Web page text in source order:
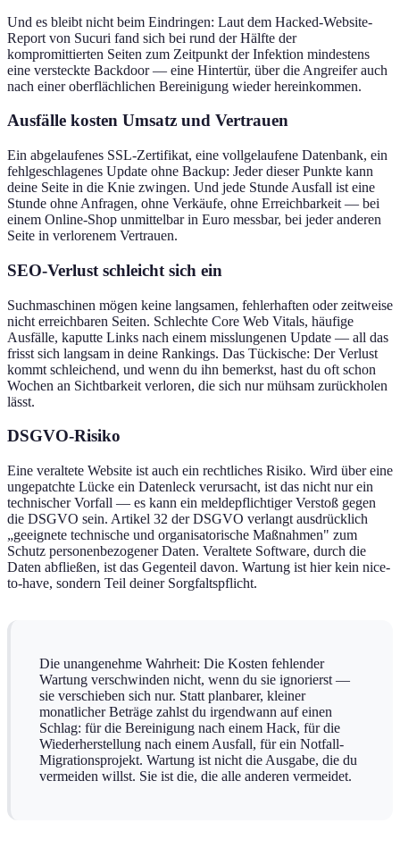
Und es bleibt nicht beim Eindringen: Laut dem Hacked-Website-
Report von Sucuri fand sich bei rund der Hälfte der
kompromittierten Seiten zum Zeitpunkt der Infektion mindestens
eine versteckte Backdoor — eine Hintertür, über die Angreifer auch
nach einer oberflächlichen Bereinigung wieder hereinkommen.
Ausfälle kosten Umsatz und Vertrauen
Ein abgelaufenes SSL-Zertifikat, eine vollgelaufene Datenbank, ein
fehlgeschlagenes Update ohne Backup: Jeder dieser Punkte kann
deine Seite in die Knie zwingen. Und jede Stunde Ausfall ist eine
Stunde ohne Anfragen, ohne Verkäufe, ohne Erreichbarkeit — bei
einem Online-Shop unmittelbar in Euro messbar, bei jeder anderen
Seite in verlorenem Vertrauen.
SEO-Verlust schleicht sich ein
Suchmaschinen mögen keine langsamen, fehlerhaften oder zeitweise
nicht erreichbaren Seiten. Schlechte Core Web Vitals, häufige
Ausfälle, kaputte Links nach einem misslungenen Update — all das
frisst sich langsam in deine Rankings. Das Tückische: Der Verlust
kommt schleichend, und wenn du ihn bemerkst, hast du oft schon
Wochen an Sichtbarkeit verloren, die sich nur mühsam zurückholen
lässt.
DSGVO-Risiko
Eine veraltete Website ist auch ein rechtliches Risiko. Wird über eine
ungepatchte Lücke ein Datenleck verursacht, ist das nicht nur ein
technischer Vorfall — es kann ein meldepflichtiger Verstoß gegen
die DSGVO sein. Artikel 32 der DSGVO verlangt ausdrücklich
„geeignete technische und organisatorische Maßnahmen" zum
Schutz personenbezogener Daten. Veraltete Software, durch die
Daten abfließen, ist das Gegenteil davon. Wartung ist hier kein nice-
to-have, sondern Teil deiner Sorgfaltspflicht.
Die unangenehme Wahrheit: Die Kosten fehlender
Wartung verschwinden nicht, wenn du sie ignorierst —
sie verschieben sich nur. Statt planbarer, kleiner
monatlicher Beträge zahlst du irgendwann auf einen
Schlag: für die Bereinigung nach einem Hack, für die
Wiederherstellung nach einem Ausfall, für ein Notfall-
Migrationsprojekt. Wartung ist nicht die Ausgabe, die du
vermeiden willst. Sie ist die, die alle anderen vermeidet.